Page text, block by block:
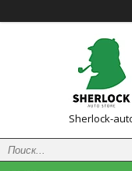
Sherlock-